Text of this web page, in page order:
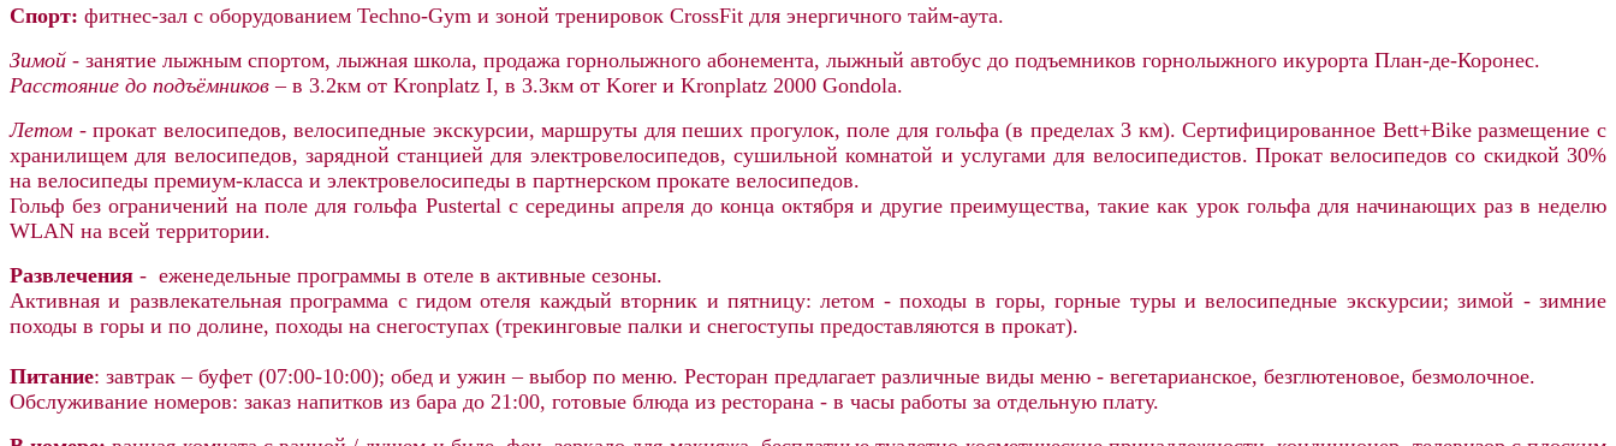
Спорт: фитнес-зал с оборудованием Techno-Gym и зоной тренировок CrossFit для энергичного тайм-аута.
Зимой - занятие лыжным спортом, лыжная школа, продажа горнолыжного абонемента, лыжный автобус до подъемников горнолыжного икурорта План-де-Коронес.
Расстояние до подъёмников – в 3.2км от Kronplatz I, в 3.3км от Korer и Kronplatz 2000 Gondola.
Летом - прокат велосипедов, велосипедные экскурсии, маршруты для пеших прогулок, поле для гольфа (в пределах 3 км).Сертифицированное Bett+Bike размещение с
хранилищем для велосипедов, зарядной станцией для электровелосипедов, сушильной комнатой и услугами для велосипедистов. Прокат велосипедов со скидкой 30%
на велосипеды премиум-класса и электровелосипеды в партнерском прокате велосипедов.
Гольф без ограничений на поле для гольфа Pustertal с середины апреля до конца октября и другие преимущества, такие как урок гольфа для начинающих раз в неделю
WLAN на всей территории.
Развлечения - еженедельные программы в отеле в активные сезоны.
Активная и развлекательная программа с гидом отеля каждый вторник и пятницу: летом - походы в горы, горные туры и велосипедные экскурсии; зимой - зимние
походы в горы и по долине, походы на снегоступах (трекинговые палки и снегоступы предоставляются в прокат).
Питание: завтрак – буфет (07:00-10:00); обед и ужин – выбор по меню. Ресторан предлагает различные виды меню - вегетарианское, безглютеновое, безмолочное.
Обслуживание номеров: заказ напитков из бара до 21:00, готовые блюда из ресторана - в часы работы за отдельную плату.